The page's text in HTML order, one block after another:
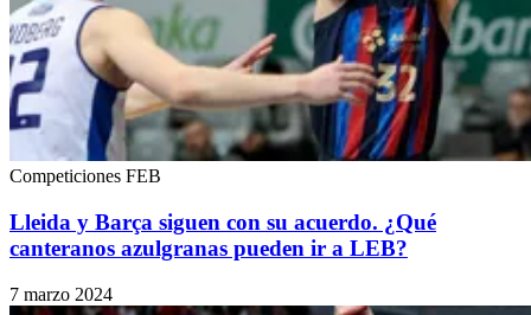
Competiciones FEB
Lleida y Barça siguen con su acuerdo. ¿Qué
canteranos azulgranas pueden ir a LEB?
7 marzo 2024